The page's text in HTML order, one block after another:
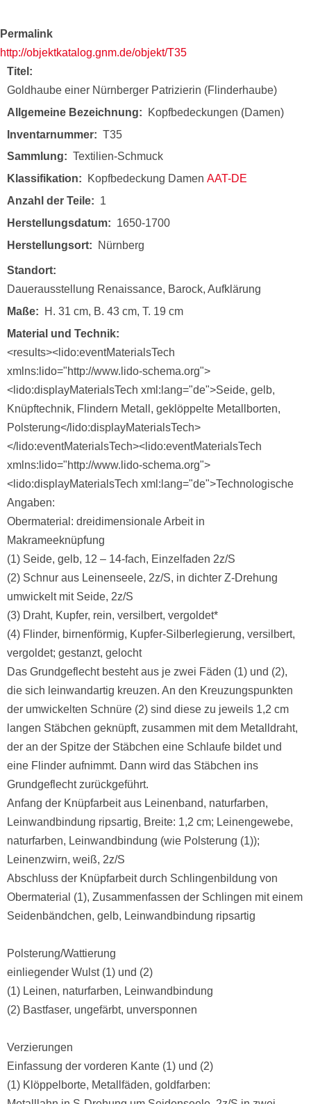
Permalink
http://objektkatalog.gnm.de/objekt/T35
Titel
Goldhaube einer Nürnberger Patrizierin (Flinderhaube)
Allgemeine Bezeichnung
Kopfbedeckungen (Damen)
Inventarnummer
T35
Sammlung
Textilien-Schmuck
Klassifikation
Kopfbedeckung Damen AAT-DE
Anzahl der Teile
1
Herstellungsdatum
1650-1700
Herstellungsort
Nürnberg
Standort
Dauerausstellung Renaissance, Barock, Aufklärung
Maße
H. 31 cm, B. 43 cm, T. 19 cm
Material und Technik
<results><lido:eventMaterialsTech
xmlns:lido="http://www.lido-schema.org">
<lido:displayMaterialsTech xml:lang="de">Seide, gelb,
Knüpftechnik, Flindern Metall, geklöppelte Metallborten,
Polsterung</lido:displayMaterialsTech>
</lido:eventMaterialsTech><lido:eventMaterialsTech
xmlns:lido="http://www.lido-schema.org">
<lido:displayMaterialsTech xml:lang="de">Technologische
Angaben:
Obermaterial: dreidimensionale Arbeit in
Makrameeknüpfung
(1) Seide, gelb, 12 – 14-fach, Einzelfaden 2z/S
(2) Schnur aus Leinenseele, 2z/S, in dichter Z-Drehung
umwickelt mit Seide, 2z/S
(3) Draht, Kupfer, rein, versilbert, vergoldet*
(4) Flinder, birnenförmig, Kupfer-Silberlegierung, versilbert,
vergoldet; gestanzt, gelocht
Das Grundgeflecht besteht aus je zwei Fäden (1) und (2),
die sich leinwandartig kreuzen. An den Kreuzungspunkten
der umwickelten Schnüre (2) sind diese zu jeweils 1,2 cm
langen Stäbchen geknüpft, zusammen mit dem Metalldraht,
der an der Spitze der Stäbchen eine Schlaufe bildet und
eine Flinder aufnimmt. Dann wird das Stäbchen ins
Grundgeflecht zurückgeführt.
Anfang der Knüpfarbeit aus Leinenband, naturfarben,
Leinwandbindung ripsartig, Breite: 1,2 cm; Leinengewebe,
naturfarben, Leinwandbindung (wie Polsterung (1));
Leinenzwirn, weiß, 2z/S
Abschluss der Knüpfarbeit durch Schlingenbildung von
Obermaterial (1), Zusammenfassen der Schlingen mit einem
Seidenbändchen, gelb, Leinwandbindung ripsartig
Polsterung/Wattierung
einliegender Wulst (1) und (2)
(1) Leinen, naturfarben, Leinwandbindung
(2) Bastfaser, ungefärbt, unversponnen
Verzierungen
Einfassung der vorderen Kante (1) und (2)
(1) Klöppelborte, Metallfäden, goldfarben: